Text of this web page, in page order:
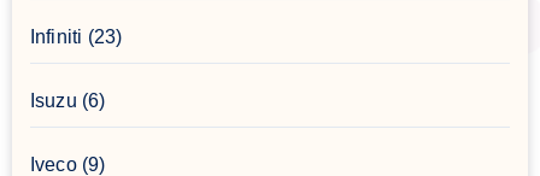
Infiniti (23)
Isuzu (6)
Iveco(9)